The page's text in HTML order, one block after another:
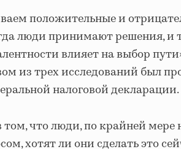
положительные и
люди принимают решения, и
влияет на выбор
из трех исследований был
налоговой декларации.
том, что люди, по крайней мере
хотят ли они сделать это